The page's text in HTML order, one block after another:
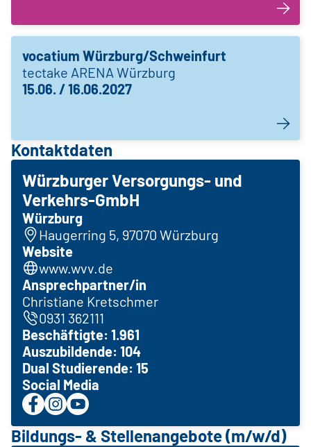
vocatium Würzburg/Schweinfurt
tectake ARENA Würzburg
15.06. / 16.06.2027
Kontaktdaten
Würzburger Versorgungs- und
Verkehrs-GmbH
Würzburg
Haugerring 5, 97070 Würzburg
Website
www.wvv.de
Ansprechpartner/in
Christiane Kretschmer
0931 362111
Beschäftigte: 1.961
Auszubildende: 104
Dual Studierende: 15
Social Media
Bildungs- & Stellenangebote (m/w/d)